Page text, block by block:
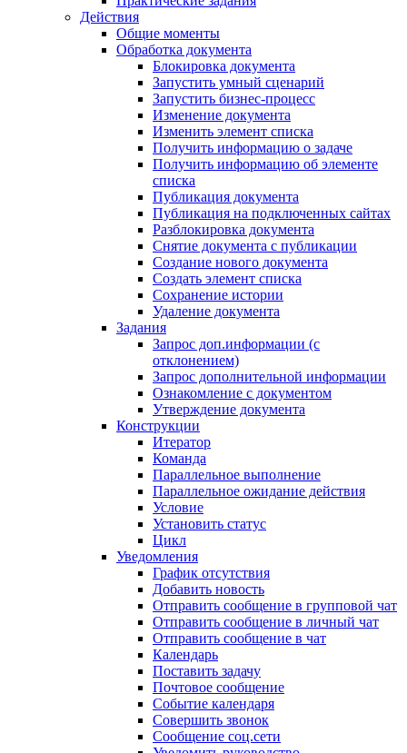
Действия
Общие моменты
Обработка документа
Блокировка документа
Запустить умный сценарий
Запустить бизнес-процесс
Изменение документа
Изменить элемент списка
Получить информацию о задаче
Получить информацию об элементе
списка
Публикация документа
Публикация на подключенных сайтах
Разблокировка документа
Снятие документа с публикации
Создание нового документа
Создать элемент списка
Сохранение истории
Удаление документа
Задания
Запрос доп.информации (с
отклонением)
Запрос дополнительной информации
Ознакомление с документом
Утверждение документа
Конструкции
Итератор
Команда
Параллельное выполнение
Параллельное ожидание действия
Условие
Установить статус
Цикл
Уведомления
График отсутствия
Добавить новость
Отправить сообщение в групповой чат
Отправить сообщение в личный чат
Отправить сообщение в чат
Календарь
Поставить задачу
Почтовое сообщение
Событие календаря
Совершить звонок
Сообщение соц.сети